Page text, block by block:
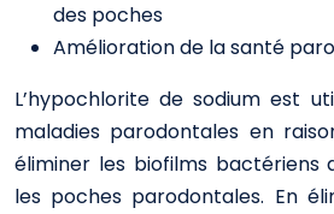
des poches
Amélioration de la santé
L’hypochlorite de sodium est
maladies parodontales en
éliminer les biofilms bactériens
les poches parodontales. En